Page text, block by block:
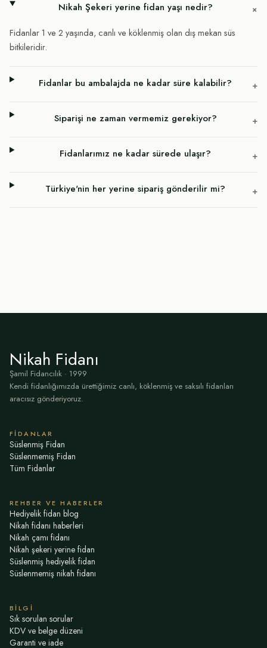
Nikah Şekeri yerine fidan yaşı nedir? +
Fidanlar 1 ve 2 yaşında, canlı ve köklenmiş olan dış mekan süs
bitkileridir.
Fidanlar bu ambalajda ne kadar süre kalabilir? +
Siparişi ne zaman vermemiz gerekiyor? +
Fidanlarımız ne kadar sürede ulaşır? +
Türkiye'nin her yerine sipariş gönderilir mi? +
Nikah Fidanı
Şamil Fidancılık · 1999
Kendi fidanlığımızda ürettiğimiz canlı, köklenmiş ve saksılı fidanları
aracısız gönderiyoruz.
FIDANLAR
Süslenmiş Fidan
Süslenmemiş Fidan
Tüm Fidanlar
REHBER VE HABERLER
Hediyelik fidan blog
Nikah fidanı haberleri
Nikah çamı fidanı
Nikah şekeri yerine fidan
Süslenmiş hediyelik fidan
Süslenmemiş nikah fidanı
BILGI
Sık sorulan sorular
KDV ve belge düzeni
Garanti ve iade